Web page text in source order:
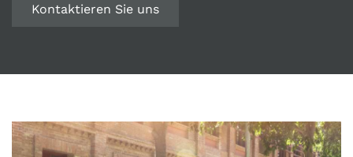
Kontaktieren Sie uns